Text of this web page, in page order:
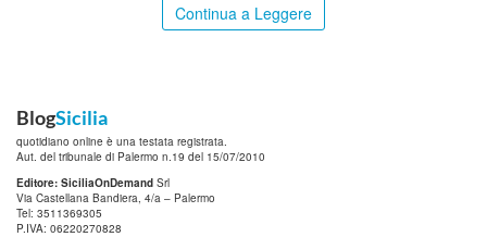
Continua a Leggere
BlogSicilia
quotidiano online è una testata registrata.
Aut. del tribunale di Palermo n.19 del 15/07/2010
Editore: SiciliaOnDemand Srl
Via Castellana Bandiera, 4/a – Palermo
Tel: 3511369305
P.IVA: 06220270828